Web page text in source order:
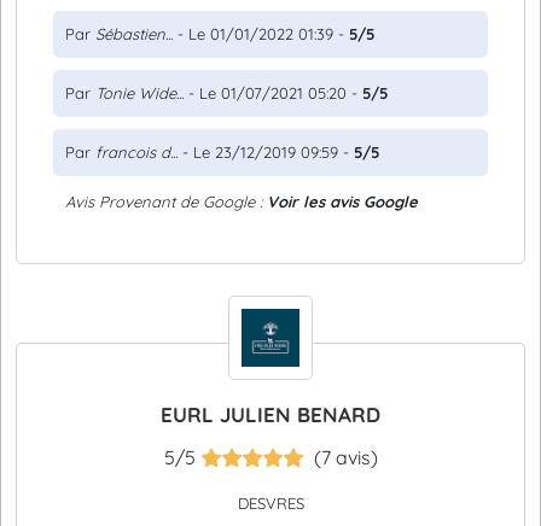
Par Sébastien... - Le 01/01/2022 01:39 - 5/5
Par Tonie Wide... - Le 01/07/2021 05:20 - 5/5
Par francois d... - Le 23/12/2019 09:59 - 5/5
Avis Provenant de Google : Voir les avis Google
EURL JULIEN BENARD
5/5 (7 avis)
DESVRES